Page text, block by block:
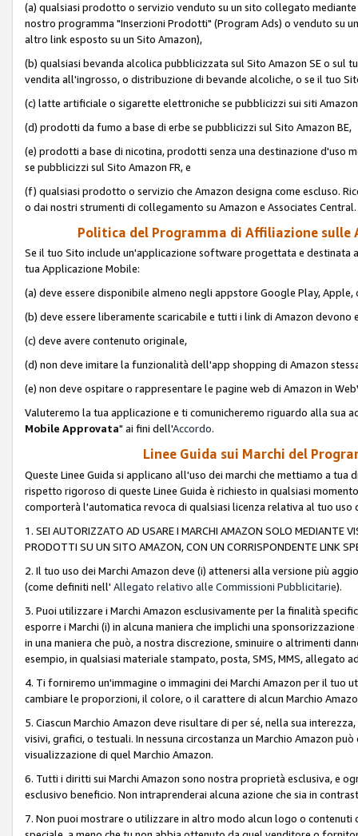
(a) qualsiasi prodotto o servizio venduto su un sito collegato
nostro programma "Inserzioni Prodotti" (Program Ads) o venduto su
altro link esposto su un Sito Amazon),
(b) qualsiasi bevanda alcolica pubblicizzata sul Sito Amazon SE o sul
vendita all'ingrosso, o distribuzione di bevande alcoliche, o se il tuo
(c) latte artificiale o sigarette elettroniche se pubblicizzi sui siti Amazon
(d) prodotti da fumo a base di erbe se pubblicizzi sul Sito Amazon BE,
(e) prodotti a base di nicotina, prodotti senza una destinazione d'uso
se pubblicizzi sul Sito Amazon FR, e
(f) qualsiasi prodotto o servizio che Amazon designa come escluso.
o dai nostri strumenti di collegamento su Amazon e Associates Central.
Politica del Programma di Affiliazione
Se il tuo Sito include un'applicazione software progettata e
tua Applicazione Mobile:
(a) deve essere disponibile almeno negli appstore Google Play, Apple,
(b) deve essere liberamente scaricabile e tutti i link di Amazon devono
(c) deve avere contenuto originale,
(d) non deve imitare la funzionalità dell'app shopping di Amazon
(e) non deve ospitare o rappresentare le pagine web di Amazon in
Valuteremo la tua applicazione e ti comunicheremo riguardo alla sua
Mobile Approvata" ai fini dell'Accordo.
Linee Guida sui Marchi del
Queste Linee Guida si applicano all'uso dei marchi che mettiamo a
rispetto rigoroso di queste Linee Guida è richiesto in qualsiasi
comporterà l'automatica revoca di qualsiasi licenza relativa al tuo uso
1. SEI AUTORIZZATO AD USARE I MARCHI AMAZON SOLO MEDIANTE
PRODOTTI SU UN SITO AMAZON, CON UN CORRISPONDENTE LINK
2. Il tuo uso dei Marchi Amazon deve (i) attenersi alla versione più
(come definiti nell' Allegato relativo alle Commissioni Pubblicitarie).
3. Puoi utilizzare i Marchi Amazon esclusivamente per la finalità
esporre i Marchi (i) in alcuna maniera che implichi una
in una maniera che può, a nostra discrezione, sminuire o altrimenti
esempio, in qualsiasi materiale stampato, posta, SMS, MMS,
4. Ti forniremo un'immagine o immagini dei Marchi Amazon per il tuo
cambiare le proporzioni, il colore, o il carattere di alcun Marchio
5. Ciascun Marchio Amazon deve risultare di per sé, nella sua
visivi, grafici, o testuali. In nessuna circostanza un Marchio Amazon
visualizzazione di quel Marchio Amazon.
6. Tutti i diritti sui Marchi Amazon sono nostra proprietà esclusiva, e
esclusivo beneficio. Non intraprenderai alcuna azione che sia in
7. Non puoi mostrare o utilizzare in altro modo alcun logo o